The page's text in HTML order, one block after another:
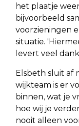
het plaatje
bijvoorbeeld
voorzieningen
situatie.
levert veel
Elsbeth sluit af
wijkteam is er
binnen, wat je
hoe wij je
nooit alleen